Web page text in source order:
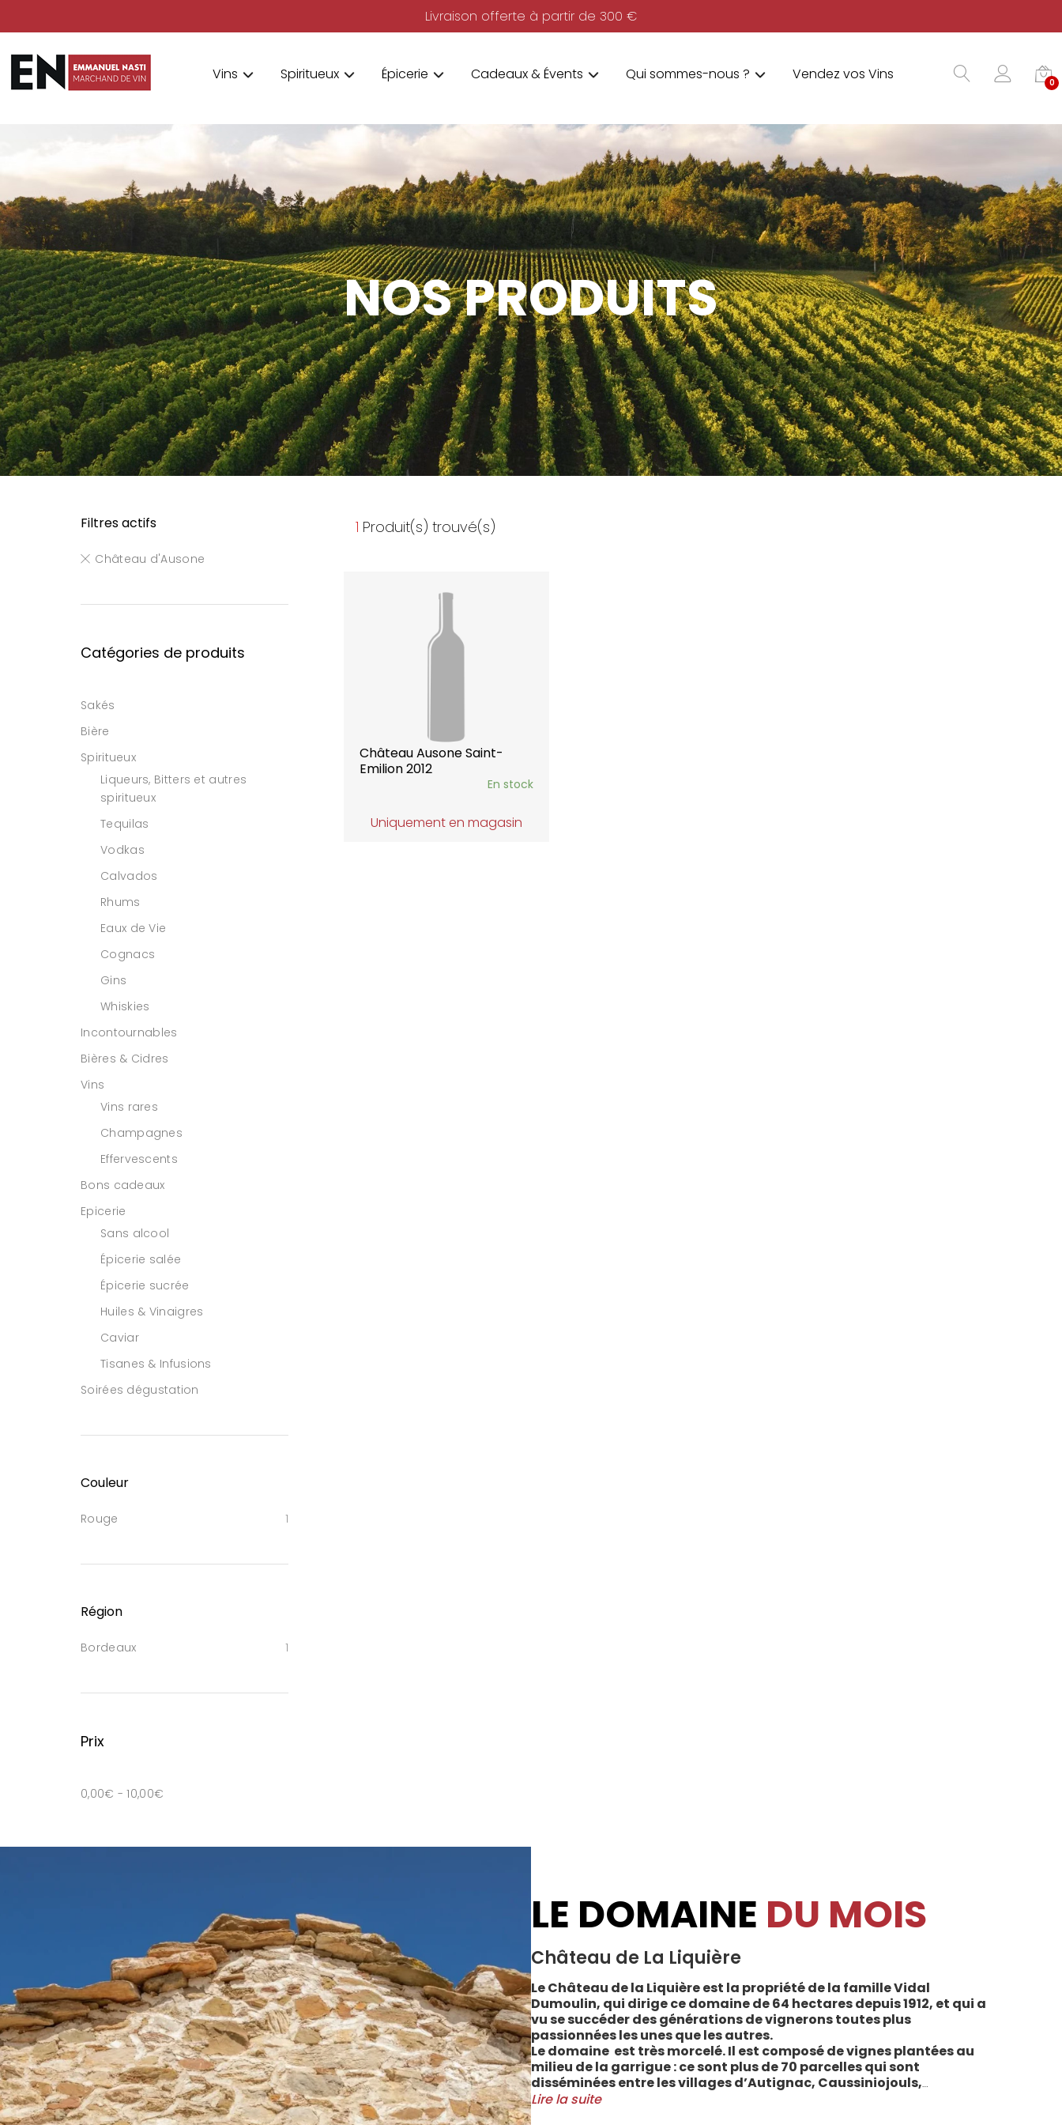
Livraison offerte à partir de 300 €
Vins Spiritueux Épicerie Cadeaux & Évents Qui sommes-nous ? Vendez vos Vins 0
NOS PRODUITS
1 Produit(s) trouvé(s)
Château Ausone Saint-
Emilion 2012
En stock
Uniquement en magasin
Filtres actifs
Château d'Ausone
Catégories de produits
Sakés
Bière
Spiritueux
Liqueurs, Bitters et autres
spiritueux
Tequilas
Vodkas
Calvados
Rhums
Eaux de Vie
Cognacs
Gins
Whiskies
Incontournables
Bières & Cidres
Vins
Vins rares
Champagnes
Effervescents
Bons cadeaux
Epicerie
Sans alcool
Épicerie salée
Épicerie sucrée
Huiles & Vinaigres
Caviar
Tisanes & Infusions
Soirées dégustation
Couleur
Rouge 1
Région
Bordeaux 1
Prix
0,00€ -10,00€
LE DOMAINE DU MOIS
Château de La Liquière
Le Château de la Liquière est la propriété de la famille Vidal
Dumoulin, qui dirige ce domaine de 64 hectares depuis 1912, et qui a
vu se succéder des générations de vignerons toutes plus
passionnées les unes que les autres.
Le domaine est très morcelé. Il est composé de vignes plantées au
milieu de la garrigue : ce sont plus de 70 parcelles qui sont
disséminées entre les villages d’Autignac, Caussiniojouls,
Cabrerolles et Faugères, au nord de l’aire de l’Appellation. La grande
Lire la suite